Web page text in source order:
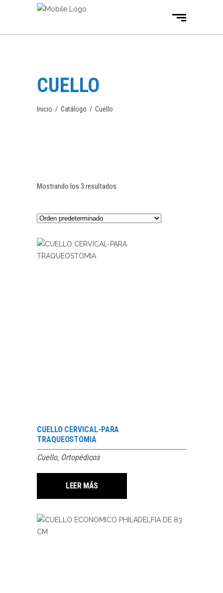
CUELLO
Inicio / Catálogo / Cuello
Mostrando los 3 resultados
CUELLO CERVICAL-PARA
TRAQUEOSTOMIA
Cuello, Ortopédicos
LEER MÁS